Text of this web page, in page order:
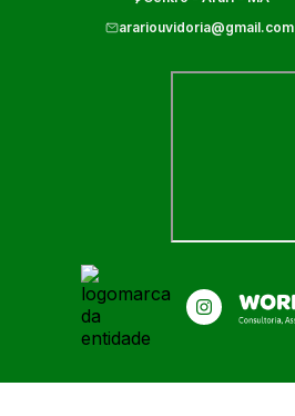
arariouvidoria@gmail.com